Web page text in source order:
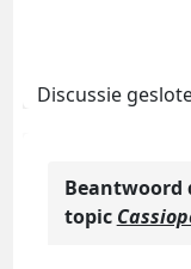
Discussie
Beantwoord
topic